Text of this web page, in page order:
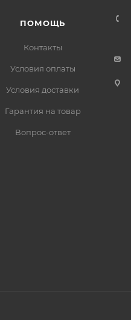
ПОМОЩЬ
Контакты
Условия оплаты
Условия доставки
Гарантия на товар
Вопрос-ответ